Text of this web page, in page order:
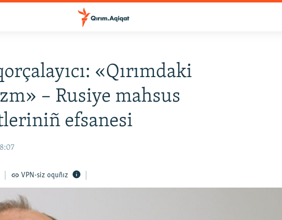
«Qırımdaki
– Rusiye mahsus
efsanesi
VPN-siz oquñız